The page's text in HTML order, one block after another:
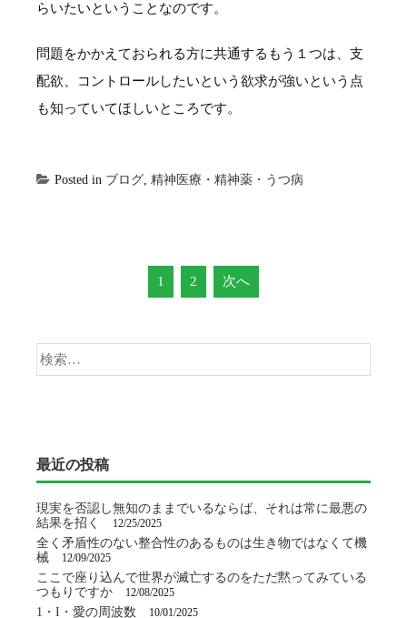
らいたいということなのです。
問題をかかえておられる方に共通するもう１つは、支
配欲、コントロールしたいという欲求が強いという点
も知っていてほしいところです。
Posted in ブログ, 精神医療・精神薬・うつ病
1 2 次へ
索:
最近の投稿
現実を否認し無知のままでいるならば、それは常に最悪の
結果を招く
12/25/2025
全く矛盾性のない整合性のあるものは生き物ではなくて機
械
12/09/2025
ここで座り込んで世界が滅亡するのをただ黙ってみている
つもりですか
12/08/2025
1・I・愛の周波数 10/01/2025